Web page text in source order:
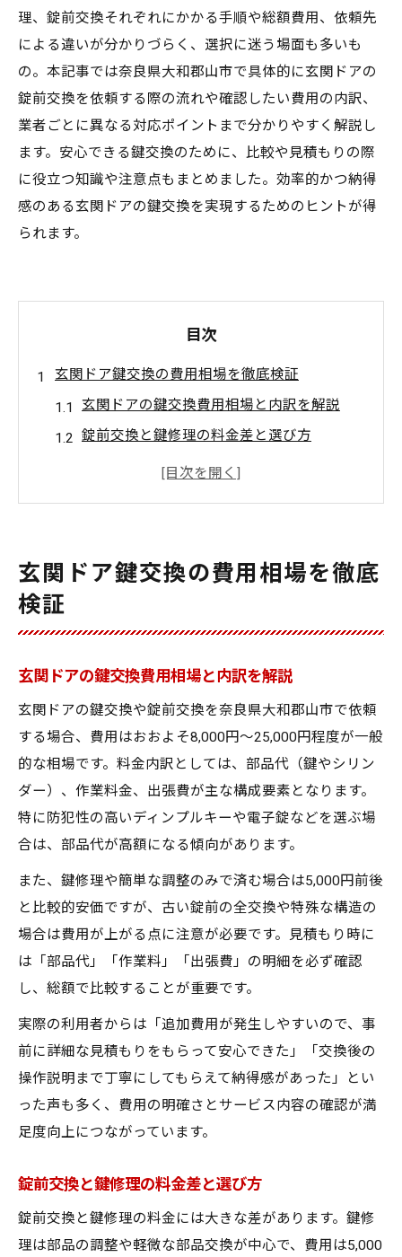
理、錠前交換それぞれにかかる手順や総額費用、依頼先
による違いが分かりづらく、選択に迷う場面も多いも
の。本記事では奈良県大和郡山市で具体的に玄関ドアの
錠前交換を依頼する際の流れや確認したい費用の内訳、
業者ごとに異なる対応ポイントまで分かりやすく解説し
ます。安心できる鍵交換のために、比較や見積もりの際
に役立つ知識や注意点もまとめました。効率的かつ納得
感のある玄関ドアの鍵交換を実現するためのヒントが得
られます。
目次
玄関ドア鍵交換の費用相場を徹底検証
玄関ドアの鍵交換費用相場と内訳を解説
錠前交換と鍵修理の料金差と選び方
一軒家で必要な玄関ドア交換費用の目安
鍵のみ交換できるか迷った時の判断法
玄関ドアの鍵交換だけで済むケースとは
鍵修理が有効な玄関ドアの状態を解説
交換範囲で変わる費用と作業内容を比較
一軒家の鍵修理に必要な予算とは
一軒家での玄関ドア鍵交換の予算目安
錠前交換時に想定すべき追加費用とは
錠前交換に強い大和郡山市の選び方
玄関ドアの鍵交換業者選びの重要ポイント
錠前交換対応の早い業者を見極める方法
鍵修理もできる信頼業者の選び方
一軒家の錠前交換で重視すべき点
見積もりで差が出る鍵交換業者の特徴
ホームセンター依頼時の注意ポイント
ホームセンターでの鍵交換対応範囲を知る
一軒家の玄関ドア交換は対応可能か
玄関ドア鍵交換の費用相場を徹底
検証
玄関ドアの鍵交換費用相場と内訳を解説
玄関ドアの鍵交換や錠前交換を奈良県大和郡山市で依頼
する場合、費用はおおよそ8,000円〜25,000円程度が一般
的な相場です。料金内訳としては、部品代（鍵やシリン
ダー）、作業料金、出張費が主な構成要素となります。
特に防犯性の高いディンプルキーや電子錠などを選ぶ場
合は、部品代が高額になる傾向があります。
また、鍵修理や簡単な調整のみで済む場合は5,000円前後
と比較的安価ですが、古い錠前の全交換や特殊な構造の
場合は費用が上がる点に注意が必要です。見積もり時に
は「部品代」「作業料」「出張費」の明細を必ず確認
し、総額で比較することが重要です。
実際の利用者からは「追加費用が発生しやすいので、事
前に詳細な見積もりをもらって安心できた」「交換後の
操作説明まで丁寧にしてもらえて納得感があった」とい
った声も多く、費用の明確さとサービス内容の確認が満
足度向上につながっています。
錠前交換と鍵修理の料金差と選び方
錠前交換と鍵修理の料金には大きな差があります。鍵修
理は部品の調整や軽微な部品交換が中心で、費用は5,000